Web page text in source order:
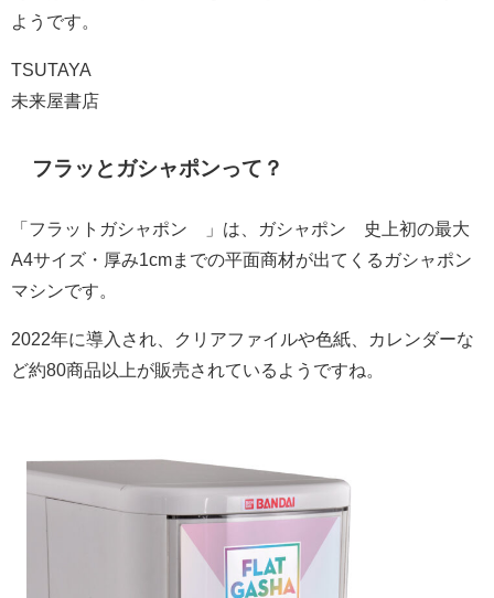
ようです。
TSUTAYA
未来屋書店
フラッとガシャポンって？
「フラットガシャポン®」は、ガシャポン®史上初の最大
A4サイズ・厚み1cmまでの平面商材が出てくるガシャポン
マシンです。
2022年に導入され、クリアファイルや色紙、カレンダーな
ど約80商品以上が販売されているようですね。